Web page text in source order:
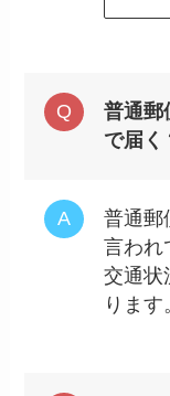
普通郵
で届く
普通郵
言われ
交通状
ります